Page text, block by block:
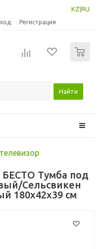
KZ RU
Регистрация
Найти
БЕСТО Тумба под
Сельсвикен
180x42x39 см